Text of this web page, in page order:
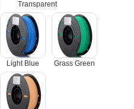
Transparent
Light Blue Grass Green